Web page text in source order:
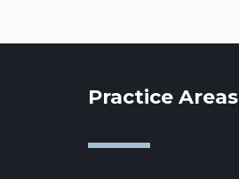
Practice Areas